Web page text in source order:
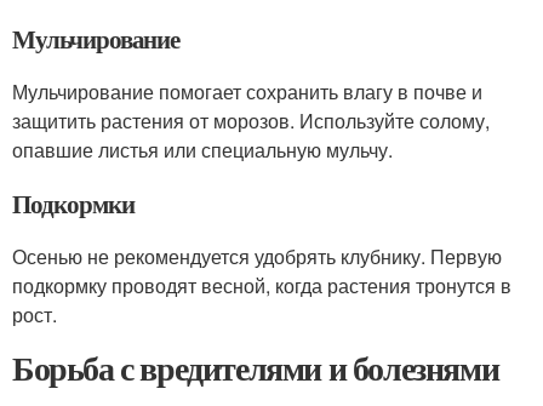
Мульчирование
Мульчирование помогает сохранить влагу в почве и
защитить растения от морозов. Используйте солому,
опавшие листья или специальную мульчу.
Подкормки
Осенью не рекомендуется удобрять клубнику. Первую
подкормку проводят весной, когда растения тронутся в
рост.
Борьба с вредителями и болезнями